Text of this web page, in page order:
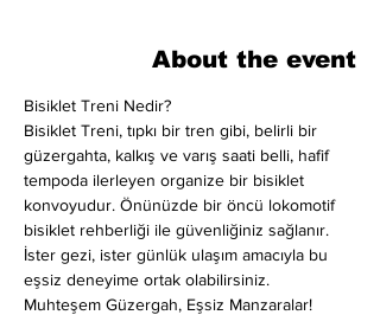
About the event
Bisiklet Treni Nedir?
Bisiklet Treni, tıpkı bir tren gibi, belirli bir
güzergahta, kalkış ve varış saati belli, hafif
tempoda ilerleyen organize bir bisiklet
konvoyudur. Önünüzde bir öncü lokomotif
bisiklet rehberliği ile güvenliğiniz sağlanır.
İster gezi, ister günlük ulaşım amacıyla bu
eşsiz deneyime ortak olabilirsiniz.
Muhteşem Güzergah, Eşsiz Manzaralar!